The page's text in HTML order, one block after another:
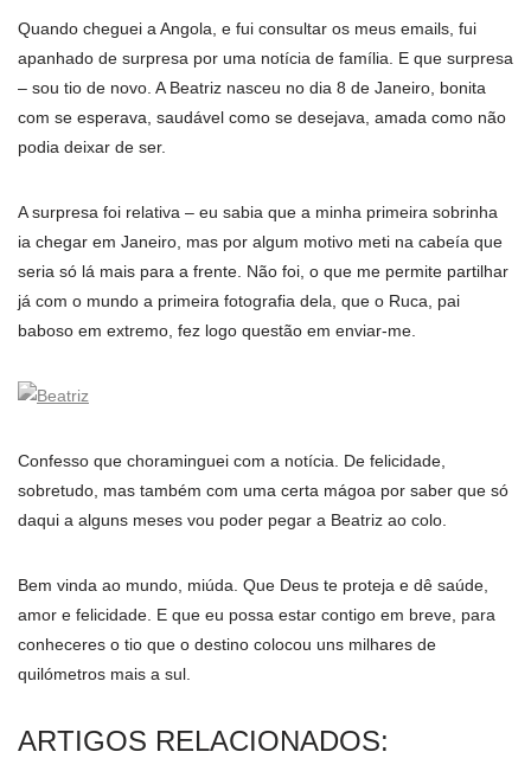
Quando cheguei a Angola, e fui consultar os meus emails, fui
apanhado de surpresa por uma notí­cia de famí­lia. E que surpresa
– sou tio de novo. A Beatriz nasceu no dia 8 de Janeiro, bonita
com se esperava, saudável como se desejava, amada como não
podia deixar de ser.
A surpresa foi relativa – eu sabia que a minha primeira sobrinha
ia chegar em Janeiro, mas por algum motivo meti na cabeía que
seria só lá mais para a frente. Não foi, o que me permite partilhar
já com o mundo a primeira fotografia dela, que o Ruca, pai
baboso em extremo, fez logo questão em enviar-me.
Confesso que choraminguei com a notí­cia. De felicidade,
sobretudo, mas também com uma certa mágoa por saber que só
daqui a alguns meses vou poder pegar a Beatriz ao colo.
Bem vinda ao mundo, miúda. Que Deus te proteja e dê saúde,
amor e felicidade. E que eu possa estar contigo em breve, para
conheceres o tio que o destino colocou uns milhares de
quilómetros mais a sul.
ARTIGOS RELACIONADOS: